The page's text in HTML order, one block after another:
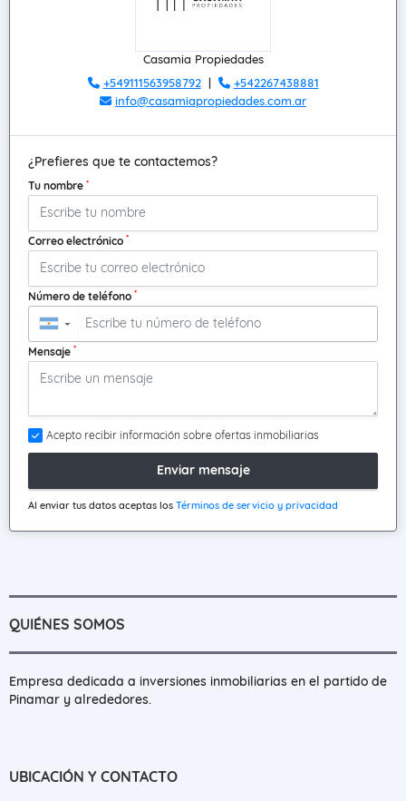
Casamia Propiedades
+549111563958792|
+542267438881
info@casamiapropiedades.com.ar
¿Prefieres que te contactemos?
Tu nombre *
Correo electrónico *
Número de teléfono *
▼
Mensaje *
Acepto recibir información sobre ofertas inmobiliarias
Enviar mensaje
Al enviar tus datos aceptas los Términos de servicio y privacidad
QUIÉNES SOMOS
Empresa dedicada a inversiones inmobiliarias en el partido de
Pinamar y alrededores.
UBICACIÓN Y CONTACTO